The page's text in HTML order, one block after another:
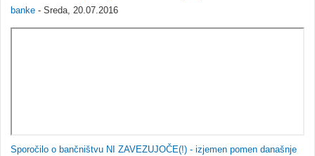
banke - Sreda, 20.07.2016
Sporočilo o bančništvu NI ZAVEZUJOČE(!) - izjemen pomen današnje